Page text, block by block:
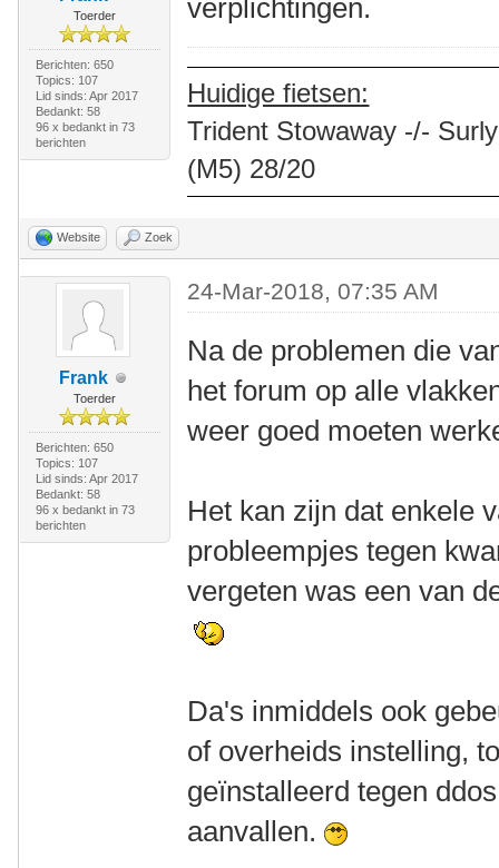
Toerder
Berichten: 650
Topics: 107
Lid sinds: Apr 2017
Bedankt: 58
96 x bedankt in 73
berichten
verplichtingen.
Huidige fietsen:
Trident Stowaway -/-
(M5) 28/20
Website Zoek
Frank
Toerder
Berichten: 650
Topics: 107
Lid sinds: Apr 2017
Bedankt: 58
96 x bedankt in 73
berichten
24-Mar-2018, 07:35 AM
Na de problemen die
het forum op alle
weer goed moeten
Het kan zijn dat enkele
probleempjes tegen
vergeten was een van
Da's inmiddels ook
of overheids instelling,
geïnstalleerd tegen
aanvallen.